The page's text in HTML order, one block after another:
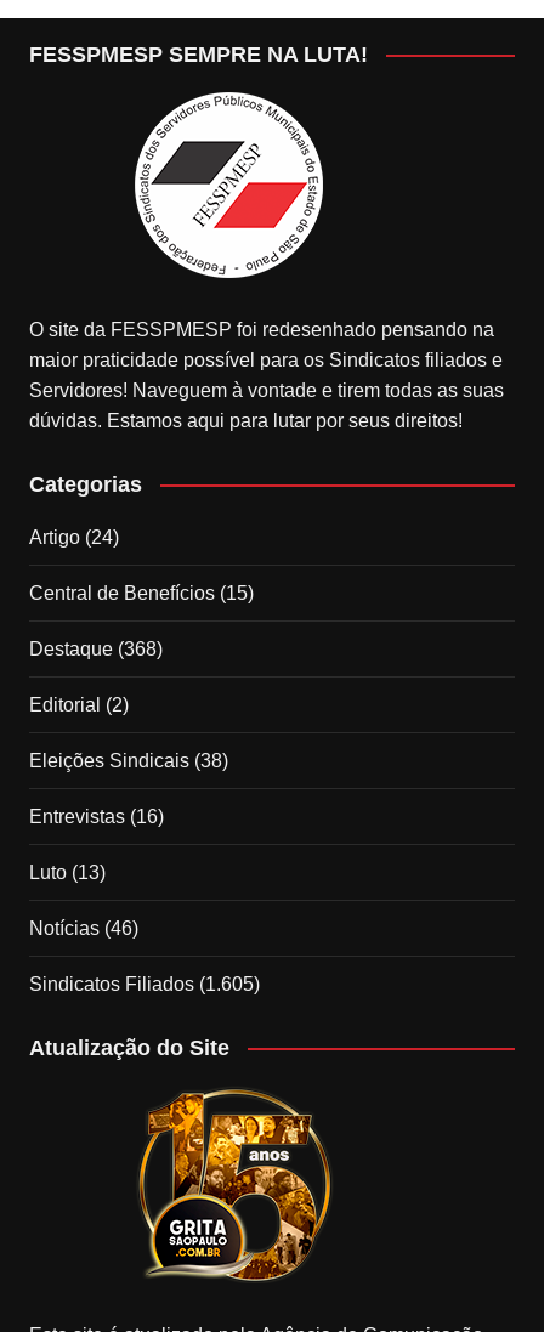
FESSPMESP SEMPRE NA LUTA!
O site da FESSPMESP foi redesenhado pensando na
maior praticidade possível para os Sindicatos filiados e
Servidores! Naveguem à vontade e tirem todas as suas
dúvidas. Estamos aqui para lutar por seus direitos!
Categorias
Artigo(24)
Central de Benefícios(15)
Destaque(368)
Editorial (2)
Eleições Sindicais(38)
Entrevistas(16)
Luto(13)
Notícias(46)
Sindicatos Filiados(1.605)
Atualização do Site